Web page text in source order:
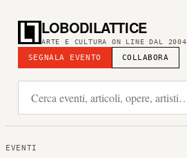
LOBODILATTICE
ARTE E CULTURA ON LINE DAL 2004
SEGNALA EVENTO COLLABORA
EVENTI